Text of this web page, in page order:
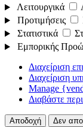
Λειτουργικά
Προτιμήσεις
Στατιστικά
Εμπορικής
Διαχείριση
Διαχείριση
Manage
Διαβάστε
Αποδοχή Δεν